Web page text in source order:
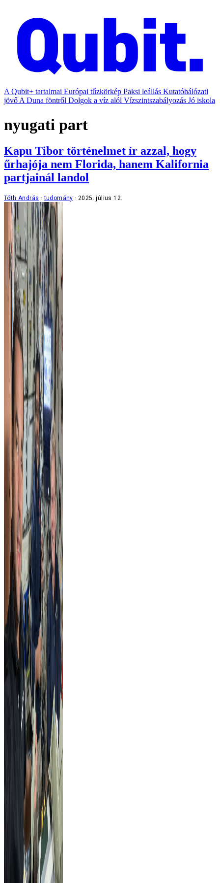
A Qubit+ tartalmai Európai tűzkörkép Paksi leállás Kutatóhálózati
jövő A Duna föntről Dolgok a víz alól Vízszintszabályozás Jó iskola
nyugati part
Kapu Tibor történelmet ír azzal, hogy
űrhajója nem Florida, hanem Kalifornia
partjainál landol
Tóth András tudomány 2025. július 12.